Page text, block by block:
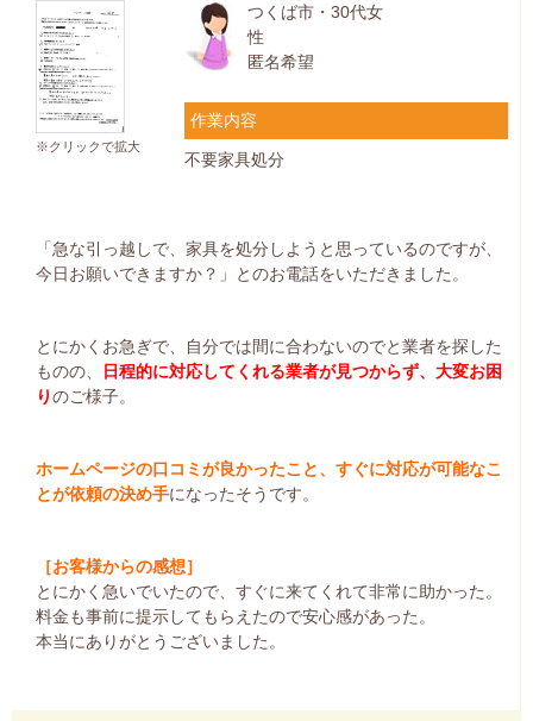
※クリックで拡大
つくば市・30代女
性
匿名希望
作業内容
不要家具処分
「急な引っ越しで、家具を処分しようと思っているのですが、
今日お願いできますか？」とのお電話をいただきました。
とにかくお急ぎで、自分では間に合わないのでと業者を探した
ものの、
日程的に対応してくれる業者が見つからず、大変お困
りのご様子。
ホームページの口コミが良かったこと、すぐに対応が可能なこ
とが依頼の決め手になったそうです。
［お客様からの感想］
とにかく急いでいたので、すぐに来てくれて非常に助かった。
料金も事前に提示してもらえたので安心感があった。
本当にありがとうございました。